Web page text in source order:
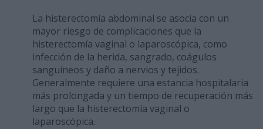
La histerectomía abdominal se asocia con un
mayor riesgo de complicaciones que la
histerectomía vaginal o laparoscópica, como
infección de la herida, sangrado, coágulos
sanguíneos y daño a nervios y tejidos.
Generalmente requiere una estancia hospitalaria
más prolongada y un tiempo de recuperación más
largo que la histerectomía vaginal o
laparoscópica.